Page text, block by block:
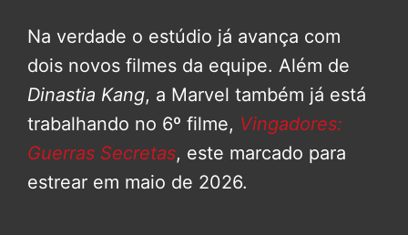
Na verdade o estúdio já avança com
dois novos filmes da equipe. Além de
Dinastia Kang, a Marvel também já está
trabalhando no 6º filme, Vingadores:
Guerras Secretas, este marcado para
estrear em maio de 2026.